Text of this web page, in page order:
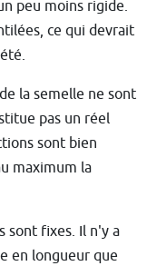
peu moins rigide.
ce qui devrait
la semelle ne sont
pas un réel
sont bien
maximum la
sont fixes. Il n'y a
en longueur que